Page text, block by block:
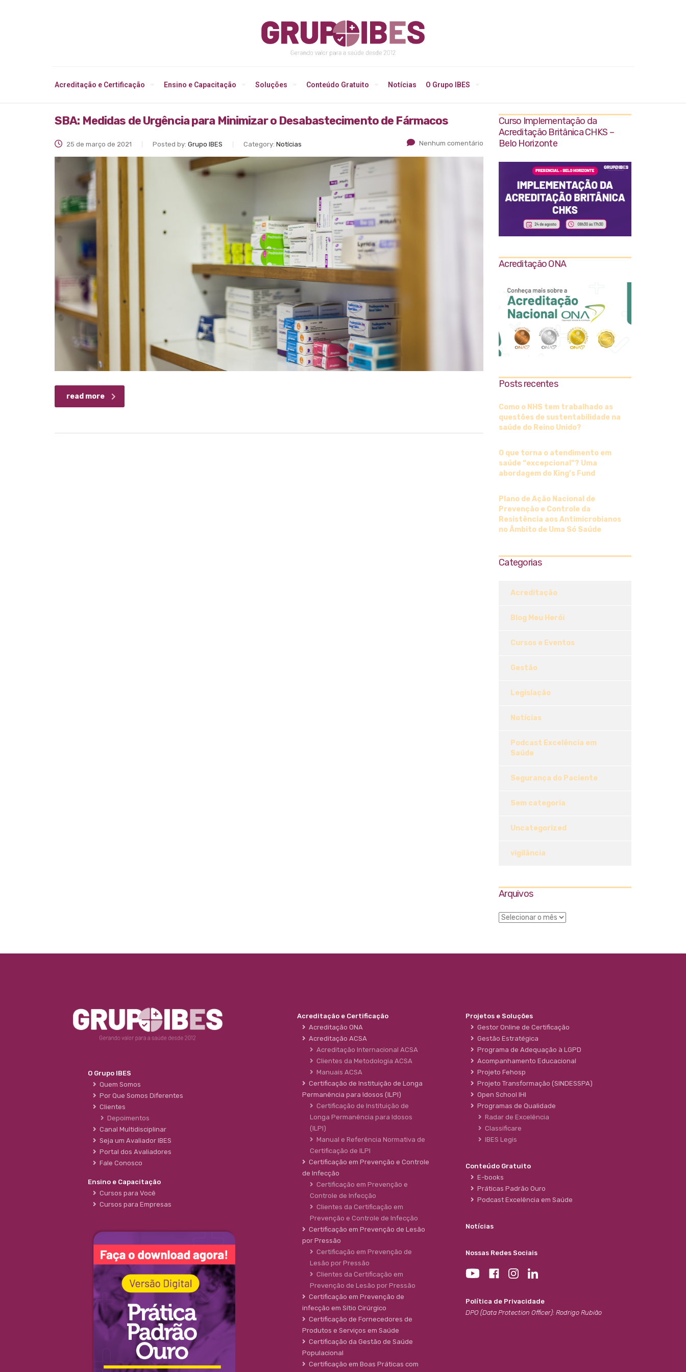
Acreditação e Certificação Ensino e Capacitação Soluções Conteúdo Gratuito Notícias O Grupo IBES
SBA: Medidas de Urgência para Minimizar o Desabastecimento de Fármacos
25 de março de 2021 Posted by: Grupo IBES Category: Notícias Nenhum comentário
read more
Curso Implementação da
Acreditação Britânica CHKS –
Belo Horizonte
Acreditação ONA
Posts recentes
Como o NHS tem trabalhado as
questões de sustentabilidade na
saúde do Reino Unido?
O que torna o atendimento em
saúde “excepcional”? Uma
abordagem do King’s Fund
Plano de Ação Nacional de
Prevenção e Controle da
Resistência aos Antimicrobianos
no Âmbito de Uma Só Saúde
Categorias
Acreditação
Blog Meu Herói
Cursos e Eventos
Gestão
Legislação
Notícias
Podcast Excelência em
Saúde
Segurança do Paciente
Sem categoria
Uncategorized
vigilância
Arquivos
O Grupo IBES
Quem Somos
Por Que Somos Diferentes
Clientes
Depoimentos
Canal Multidisciplinar
Seja um Avaliador IBES
Portal dos Avaliadores
Fale Conosco
Ensino e Capacitação
Cursos para Você
Cursos para Empresas
Acreditação e Certificação
Acreditação ONA
Acreditação ACSA
Acreditação Internacional ACSA
Clientes da Metodologia ACSA
Manuais ACSA
Certificação de Instituição de Longa
Permanência para Idosos (ILPI)
Certificação de Instituição de
Longa Permanência para Idosos
(ILPI)
Manual e Referência Normativa de
Certificação de ILPI
Certificação em Prevenção e Controle
de Infecção
Certificação em Prevenção e
Controle de Infecção
Clientes da Certificação em
Prevenção e Controle de Infecção
Certificação em Prevenção de Lesão
por Pressão
Certificação em Prevenção de
Lesão por Pressão
Clientes da Certificação em
Prevenção de Lesão por Pressão
Certificação em Prevenção de
infecção em Sítio Cirúrgico
Certificação de Fornecedores de
Produtos e Serviços em Saúde
Certificação da Gestão de Saúde
Populacional
Certificação em Boas Práticas com
Projetos e Soluções
Gestor Online de Certificação
Gestão Estratégica
Programa de Adequação à LGPD
Acompanhamento Educacional
Projeto Fehosp
Projeto Transformação (SINDESSPA)
Open School IHI
Programas de Qualidade
Radar de Excelência
Classificare
IBES Legis
Conteúdo Gratuito
E-books
Práticas Padrão Ouro
Podcast Excelência em Saúde
Notícias
Nossas Redes Sociais
Política de Privacidade
DPO (Data Protection Officer): Rodrigo Rubião